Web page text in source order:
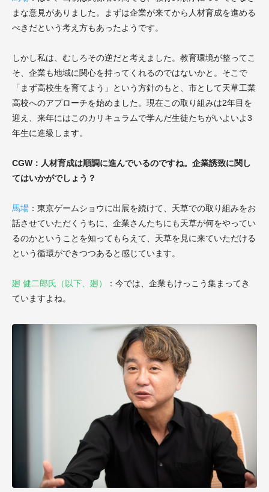
まな意見がありました。まずは企業が来てから人材育成を進める
べきだという考え方もあったようです。
しかし私は、むしろその逆だと考えました。教育環境が整ってこ
そ、企業も地域に関心を持ってくれるのではないかと。そこで
「まず高校生を育てよう」という方針のもと、市として天草工業
高校へのアプローチを始めました。現在この取り組みは2年目を
迎え、来年にはこのカリキュラムで学んだ生徒たちがいよいよ3
年生に進級します。
CGW：人材育成は順調に進んでいるのですね。企業誘致に関し
てはいかがでしょう？
馬場 ：東京ゲームショウに出展を続けて、天草での取り組みをお
話させていただくうちに、企業さんたちにも天草が何をやってい
るのかということを知ってもらえて、天草を見に来ていただける
という循環ができつつあると感じています。
廻 健二郎氏（以下、廻）
：今では、企業もけっこう集まってき
ていますよね。